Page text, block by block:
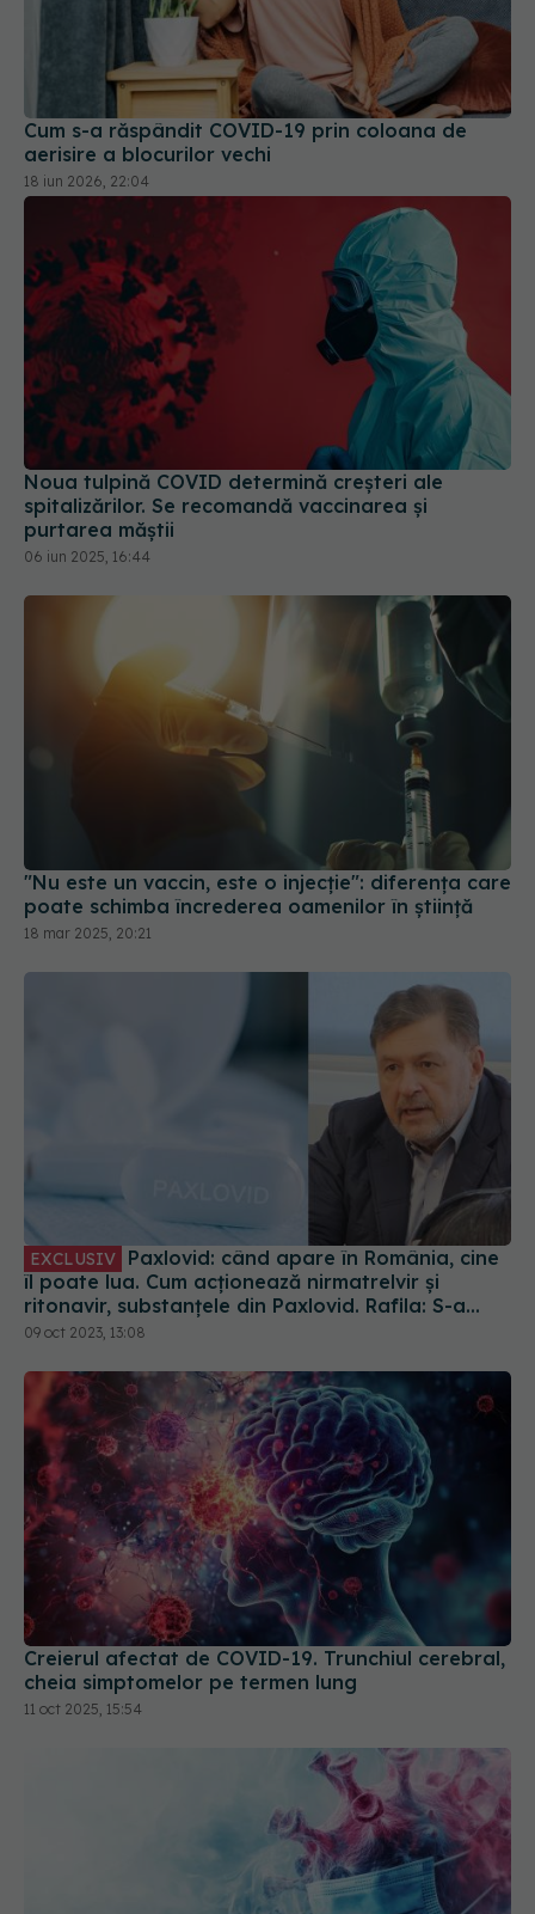
Cum s-a răspândit COVID-19 prin coloana de
aerisire a blocurilor vechi
18 iun 2026, 22:04
Noua tulpină COVID determină creșteri ale
spitalizărilor. Se recomandă vaccinarea și
purtarea măștii
06 iun 2025, 16:44
"Nu este un vaccin, este o injecție": diferența care
poate schimba încrederea oamenilor în știință
18 mar 2025, 20:21
îl poate lua. Cum acționează nirmatrelvir și
ritonavir, substanțele din Paxlovid. Rafila: S-a
semnat contractul. Va fi disponibil la
recomandarea medicului
09 oct 2023, 13:08
Creierul afectat de COVID-19. Trunchiul cerebral,
cheia simptomelor pe termen lung
11 oct 2025, 15:54